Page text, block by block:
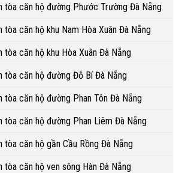
tòa căn hộ đường Phước Trường Đà Nẵng
tòa căn hộ khu Nam Hòa Xuân Đà Nẵng
tòa căn hộ khu Hòa Xuân Đà Nẵng
tòa căn hộ đường Đỗ Bí Đà Nẵng
tòa căn hộ đường Phan Tôn Đà Nẵng
tòa căn hộ đường Phan Liêm Đà Nẵng
tòa căn hộ gần Cầu Rồng Đà Nẵng
tòa căn hộ ven sông Hàn Đà Nẵng